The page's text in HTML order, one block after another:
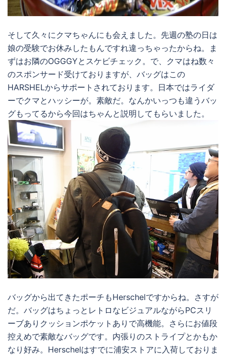
そして久々にクマちゃんにも会えました。先週の塾の日は
娘の受験でお休みしたもんですれ違っちゃったからね。ま
ずはお隣のOGGGYとスケビチェック。で、クマはね数々
のスポンサード受けておりますが、バッグはこの
HARSHELからサポートされております。日本ではライダ
ーでクマとハッシーが。素敵だ。なんかいっつも違うバッ
グもってるから今回はちゃんと説明してもらいました。
バッグから出てきたポーチもHerschelですからね。さすが
だ。バッグはちょっとレトロなビジュアルながらPCスリ
ーブありクッションポケットありで高機能。さらにお値段
控えめで素敵なバッグです。内張りのストライプとかもか
なり好み。Herschelはすでに浦安ストアに入荷しておりま